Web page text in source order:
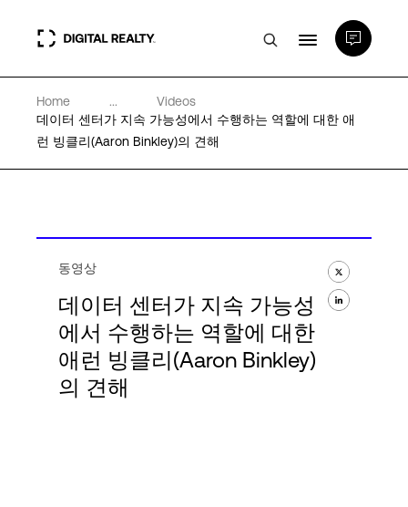
데이터 센터
PlatformDIGITAL®
전문성 및 리소스
소개
Home ...
Videos
데이터 센터가 지속 가능성에서 수행하는 역할에 대한 애
런 빙클리(Aaron Binkley)의 견해
동영상
데이터 센터가 지속 가능성
에서 수행하는 역할에 대한
애런 빙클리(Aaron Binkley)
의 견해